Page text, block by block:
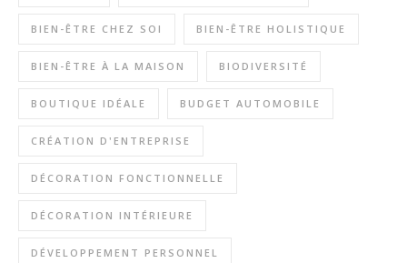
BIEN-ÊTRE CHEZ SOI BIEN-ÊTRE HOLISTIQUE
BIEN-ÊTRE À LA MAISON BIODIVERSITÉ
BOUTIQUE IDÉALE BUDGET AUTOMOBILE
CRÉATION D'ENTREPRISE
DÉCORATION FONCTIONNELLE
DÉCORATION INTÉRIEURE
DÉVELOPPEMENT PERSONNEL